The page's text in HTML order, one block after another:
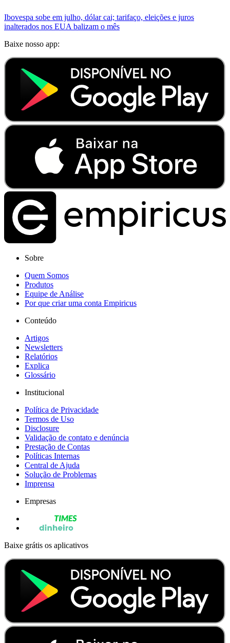
Ibovespa sobe em julho, dólar cai; tarifaço, eleições e juros
inalterados nos EUA balizam o mês
Baixe nosso app:
Sobre
Quem Somos
Produtos
Equipe de Análise
Por que criar uma conta Empiricus
Conteúdo
Artigos
Newsletters
Relatórios
Explica
Glossário
Institucional
Política de Privacidade
Termos de Uso
Disclosure
Validação de contato e denúncia
Prestação de Contas
Políticas Internas
Central de Ajuda
Solução de Problemas
Imprensa
Empresas
Baixe grátis os aplicativos